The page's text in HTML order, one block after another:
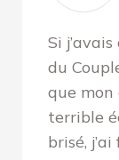
Si
du
que mon
terrible
brisé,